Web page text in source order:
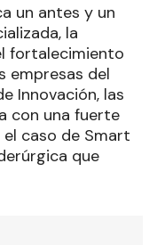
un antes y un
la
fortalecimiento
empresas del
Innovación, las
con una fuerte
caso de Smart
que